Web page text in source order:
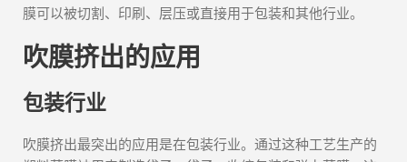
膜可以被切割、印刷、层压或直接用于包装和其他行业。
吹膜挤出的应用
包装行业
吹膜挤出最突出的应用是在包装行业。通过这种工艺生产的